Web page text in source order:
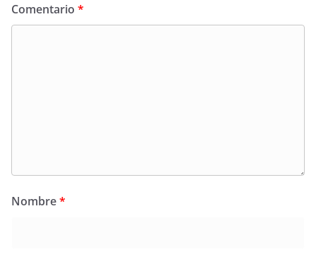
Comentario *
Nombre*